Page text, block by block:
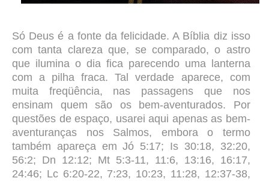
Só Deus é a fonte da felicidade. A Bíblia diz isso
com tanta clareza que, se comparado, o astro
que ilumina o dia fica parecendo uma lanterna
com a pilha fraca. Tal verdade aparece, com
muita freqüência, nas passagens que nos
ensinam quem são os bem-aventurados. Por
questões de espaço, usarei aqui apenas as bem-
aventuranças nos Salmos, embora o termo
também apareça em Jó 5:17; Is 30:18, 32:20,
56:2; Dn 12:12; Mt 5:3-11, 11:6, 13:16, 16:17,
24:46; Lc 6:20-22, 7:23, 10:23, 11:28, 12:37-38,